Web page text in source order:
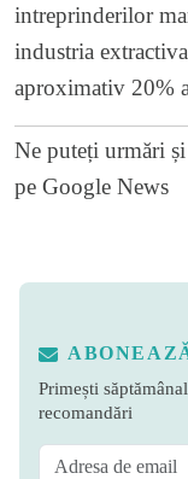
intreprinderilor
industria
aproximativ 20%
Ne puteți urmări
pe Google News
Primești
recomandări